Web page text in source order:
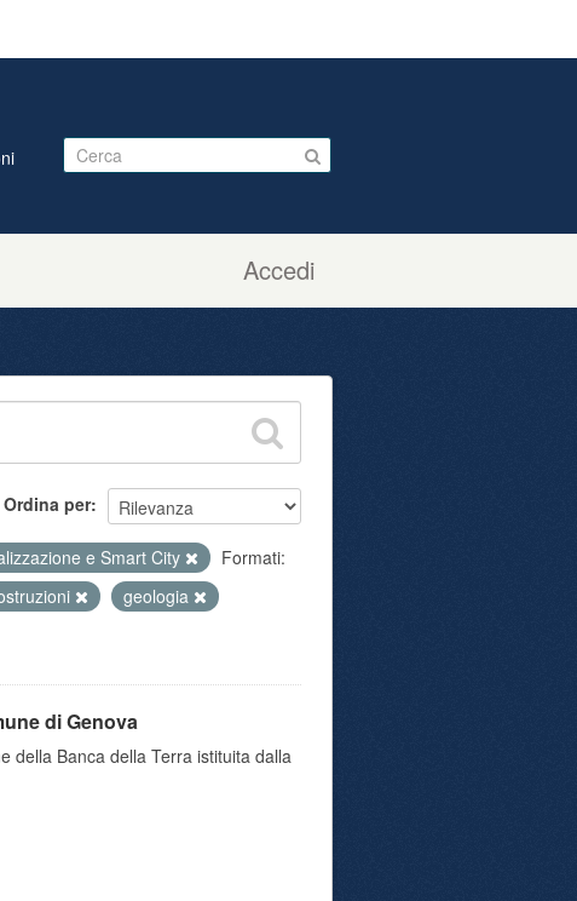
Accedi
Ordina per
e Smart City
Formati:
geologia
di Genova
della Banca della Terra istituita dalla